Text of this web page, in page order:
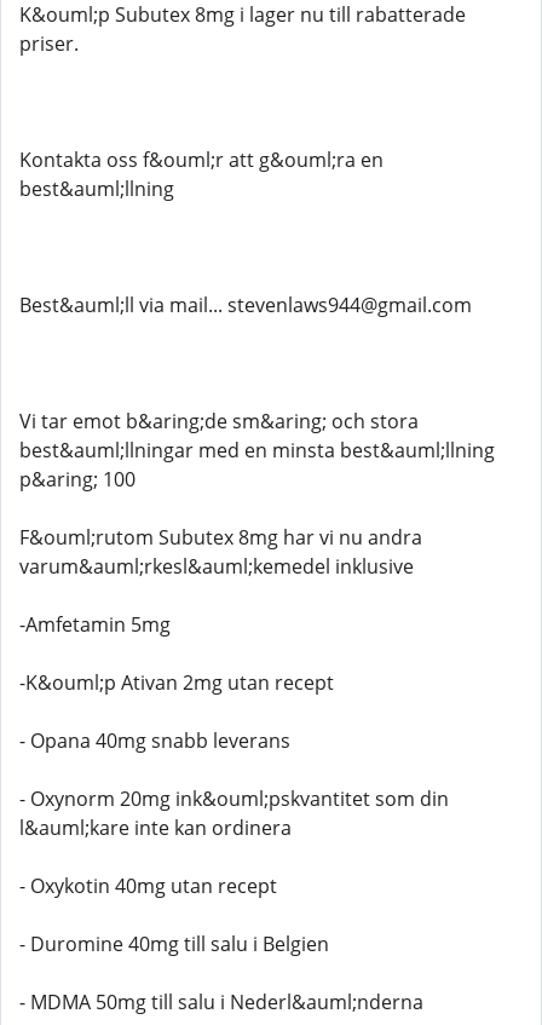
K&ouml;p Subutex 8mg i lager nu till rabatterade
priser.
Kontakta oss f&ouml;r att g&ouml;ra en
best&auml;llning
Best&auml;ll via mail... stevenlaws944@gmail.com
Vi tar emot b&aring;de sm&aring; och stora
best&auml;llningar med en minsta best&auml;llning
p&aring; 100
F&ouml;rutom Subutex 8mg har vi nu andra
varum&auml;rkesl&auml;kemedel inklusive
-Amfetamin 5mg
-K&ouml;p Ativan 2mg utan recept
- Opana 40mg snabb leverans
- Oxynorm 20mg ink&ouml;pskvantitet som din
l&auml;kare inte kan ordinera
- Oxykotin 40mg utan recept
- Duromine 40mg till salu i Belgien
- MDMA 50mg till salu i Nederl&auml;nderna